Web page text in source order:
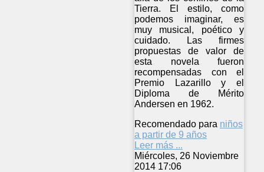
Tierra. El estilo, como
podemos imaginar, es
muy musical, poético y
cuidado. Las firmes
propuestas de valor de
esta novela fueron
recompensadas con el
Premio Lazarillo y el
Diploma de Mérito
Andersen en 1962.
Recomendado para niños
a partir de 9 años
Leer más ...
Miércoles, 26 Noviembre
2014 17:06